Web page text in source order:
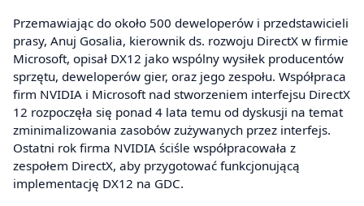
Przemawiając do około 500 deweloperów i przedstawicieli
prasy, Anuj Gosalia, kierownik ds. rozwoju DirectX w firmie
Microsoft, opisał DX12 jako wspólny wysiłek producentów
sprzętu, deweloperów gier, oraz jego zespołu. Współpraca
firm NVIDIA i Microsoft nad stworzeniem interfejsu DirectX
12 rozpoczęła się ponad 4 lata temu od dyskusji na temat
zminimalizowania zasobów zużywanych przez interfejs.
Ostatni rok firma NVIDIA ściśle współpracowała z
zespołem DirectX, aby przygotować funkcjonującą
implementację DX12 na GDC.